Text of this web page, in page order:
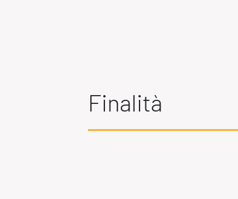
Finalità